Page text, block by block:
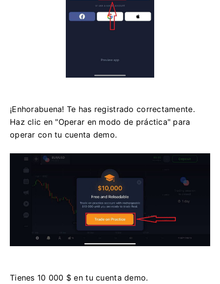
¡Enhorabuena! Te has registrado correctamente.
Haz clic en "Operar en modo de práctica" para
operar con tu cuenta demo.
Tienes 10 000 $ en tu cuenta demo.